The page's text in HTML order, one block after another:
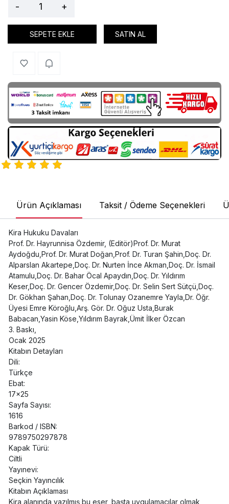
- +
SEPETE EKLE SATIN AL
Ürün Açıklaması Taksit / Ödeme Seçenekleri
Kira Hukuku Davaları
Prof. Dr. Hayrunnisa Özdemir, (Editör)Prof. Dr. Murat
Aydoğdu,Prof. Dr. Murat Doğan,Prof. Dr. Turan Şahin,Doç. Dr.
Alparslan Akartepe,Doç. Dr. Nurten İnce Akman,Doç. Dr. İsmail
Atamulu,Doç. Dr. Bahar Öcal Apaydın,Doç. Dr. Yıldırım
Keser,Doç. Dr. Gencer Özdemir,Doç. Dr. Selin Sert Sütçü,Doç.
Dr. Gökhan Şahan,Doç. Dr. Tolunay Ozanemre Yayla,Dr. Öğr.
Üyesi Emre Köroğlu,Arş. Gör. Dr. Oğuz Usta,Burak
Babacan,Yasin Köse,Yıldırım Bayrak,Ümit İlker Özcan
3. Baskı,
Ocak 2025
Kitabın Detayları
Dili:
Türkçe
Ebat:
17x25
Sayfa Sayısı:
1616
Barkod / ISBN:
9789750297878
Kapak Türü:
Ciltli
Yayınevi:
Seçkin Yayıncılık
Kitabın Açıklaması
Kira alanında yazılmış bu eser, başta uygulamacılar olmak